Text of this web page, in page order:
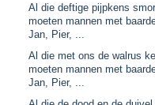
Al die deftige pijpkens
moeten mannen met
Jan, Pier, ...
Al die met ons de walrus
moeten mannen met
Jan, Pier, ...